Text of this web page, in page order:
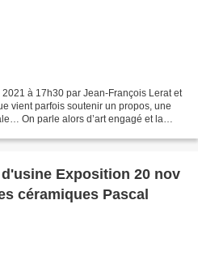
à 17h30 par Jean-François Lerat et
vient parfois soutenir un propos, une
On parle alors d’art engagé et la
Exposition 20 nov